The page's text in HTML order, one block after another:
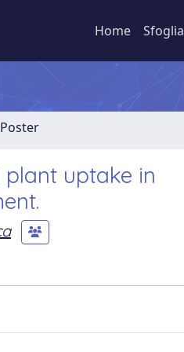
Home Sfoglia
uptake in